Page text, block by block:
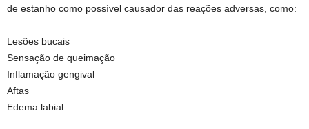
de estanho como possível causador das reações adversas, como:
Lesões bucais
Sensação de queimação
Inflamação gengival
Aftas
Edema labial